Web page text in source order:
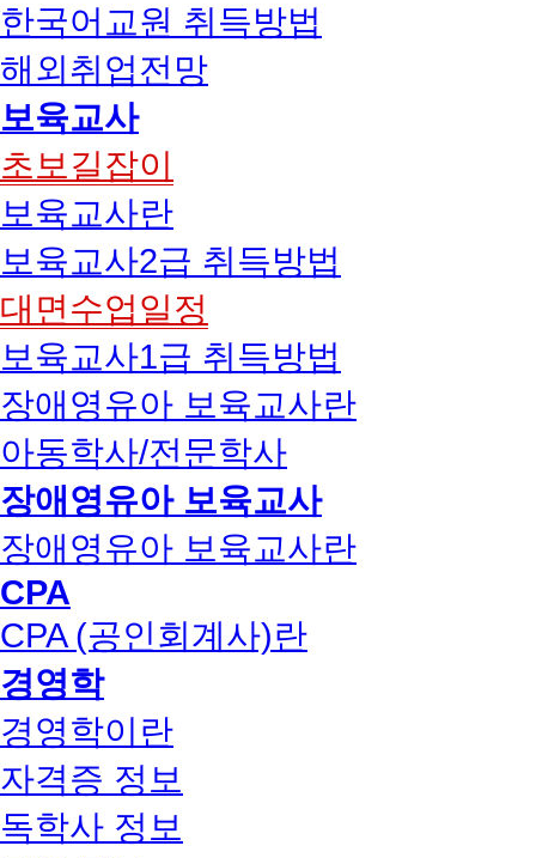
한국어교원 취득방법
해외취업전망
보육교사
초보길잡이
보육교사란
보육교사2급 취득방법
대면수업일정
보육교사1급 취득방법
장애영유아 보육교사란
아동학사/전문학사
장애영유아 보육교사
장애영유아 보육교사란
CPA
CPA (공인회계사)란
경영학
경영학이란
자격증 정보
독학사 정보